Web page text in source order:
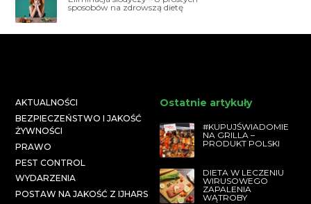
sposobów na zdrowszą dietę
AKTUALNOŚCI
BEZPIECZEŃSTWO I JAKOŚĆ
ŻYWNOŚCI
PRAWO
PEST CONTROL
WYDARZENIA
POSTAW NA JAKOŚĆ Z IJHARS
Ostatnie artykuły
#KUPUJŚWIADOMIE
NA GRILLA –
PRODUKT POLSKI
DIETA W LECZENIU
WIRUSOWEGO
ZAPALENIA
WĄTROBY